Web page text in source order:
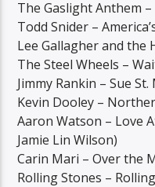
The Gaslight Anthem
Todd Snider –
Lee Gallagher and the
The Steel Wheels –
Jimmy Rankin – Sue St.
Kevin Dooley –
Aaron Watson – Love
Jamie Lin Wilson)
Carin Mari – Over the
Rolling Stones –